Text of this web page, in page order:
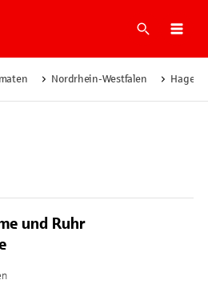
Suche
Nordrhein-Westfalen Hagen
und Ruhr